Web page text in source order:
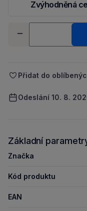
Zvýhodněná
-
Přidat do
Odeslání 10. 8.
Základní
Značka
Kód produktu
EAN